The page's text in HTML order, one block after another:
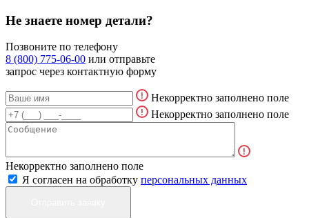
Не знаете номер детали?
Позвоните по телефону
8 (800) 775-06-00 или отправьте
запрос через контактную форму
Некорректно заполнено поле
Некорректно заполнено поле
Некорректно заполнено поле
Я согласен на обработку персональных данных